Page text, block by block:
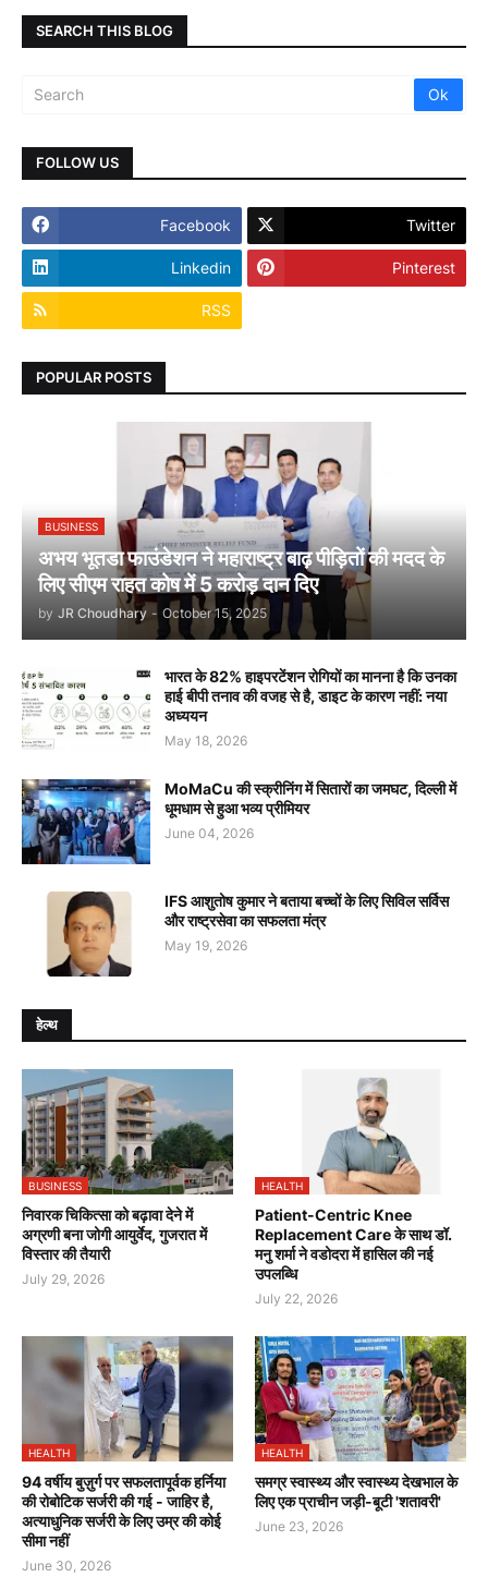
SEARCH THIS BLOG
FOLLOW US
Facebook Twitter
Linkedin Pinterest
RSS
POPULAR POSTS
BUSINESS
अभय भूतडा फाउंडेशन ने महाराष्ट्र बाढ़ पीड़ितों की मदद के
लिए सीएम राहत कोष में 5 करोड़ दान दिए
by JR Choudhary - October 15, 2025
भारत के 82% हाइपरटेंशन रोगियों का मानना है कि उनका
हाई बीपी तनाव की वजह से है, डाइट के कारण नहीं: नया
अध्ययन
May 18, 2026
MoMaCu की स्क्रीनिंग में सितारों का जमघट, दिल्ली में
धूमधाम से हुआ भव्य प्रीमियर
June 04, 2026
IFS आशुतोष कुमार ने बताया बच्चों के लिए सिविल सर्विस
और राष्ट्रसेवा का सफलता मंत्र
May 19, 2026
हेल्थ
BUSINESS
निवारक चिकित्सा को बढ़ावा देने में
अग्रणी बना जोगी आयुर्वेद, गुजरात में
विस्तार की तैयारी
July 29, 2026
HEALTH
Patient-Centric Knee
Replacement Care के साथ डॉ.
मनु शर्मा ने वडोदरा में हासिल की नई
उपलब्धि
July 22, 2026
HEALTH
94 वर्षीय बुज़ुर्ग पर सफलतापूर्वक हर्निया
की रोबोटिक सर्जरी की गई - जाहिर है,
अत्याधुनिक सर्जरी के लिए उम्र की कोई
सीमा नहीं
June 30, 2026
HEALTH
समग्र स्वास्थ्य और स्वास्थ्य देखभाल के
लिए एक प्राचीन जड़ी-बूटी 'शतावरी'
June 23, 2026